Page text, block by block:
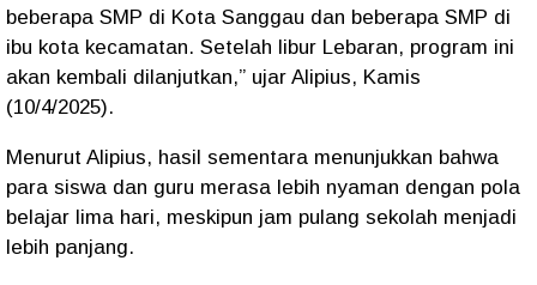
beberapa SMP di Kota Sanggau dan beberapa SMP di
ibu kota kecamatan. Setelah libur Lebaran, program ini
akan kembali dilanjutkan,” ujar Alipius, Kamis
(10/4/2025).
Menurut Alipius, hasil sementara menunjukkan bahwa
para siswa dan guru merasa lebih nyaman dengan pola
belajar lima hari, meskipun jam pulang sekolah menjadi
lebih panjang.